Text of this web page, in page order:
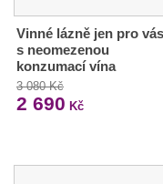
Vinné lázně jen pro vás
s neomezenou
konzumací vína
3 080 Kč
2 690 Kč